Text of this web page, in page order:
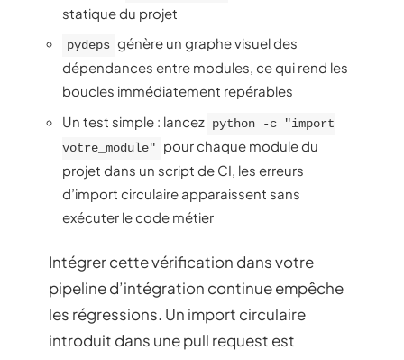
statique du projet
pydeps génère un graphe visuel des
dépendances entre modules, ce qui rend les
boucles immédiatement repérables
Un test simple : lancez python -c "import
votre_module"
pour chaque module du
projet dans un script de CI, les erreurs
d’import circulaire apparaissent sans
exécuter le code métier
Intégrer cette vérification dans votre
pipeline d’intégration continue empêche
les régressions. Un import circulaire
introduit dans une pull request est